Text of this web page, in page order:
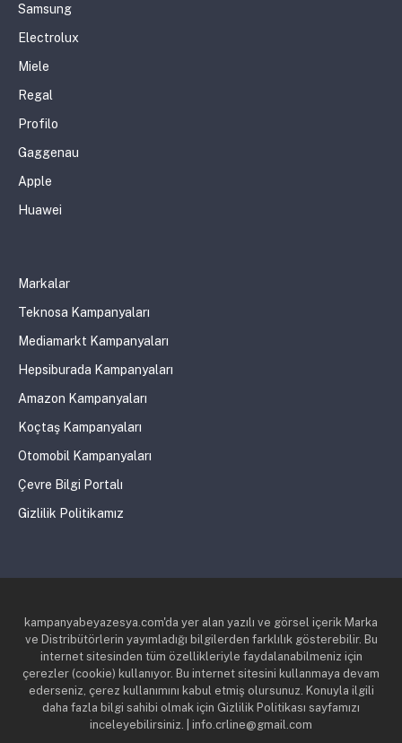
Samsung
Electrolux
Miele
Regal
Profilo
Gaggenau
Apple
Huawei
Markalar
Teknosa Kampanyaları
Mediamarkt Kampanyaları
Hepsiburada Kampanyaları
Amazon Kampanyaları
Koçtaş Kampanyaları
Otomobil Kampanyaları
Çevre Bilgi Portalı
Gizlilik Politikamız
kampanyabeyazesya.com'da yer alan yazılı ve görsel içerik Marka
ve Distribütörlerin yayımladığı bilgilerden farklılık gösterebilir. Bu
internet sitesinden tüm özellikleriyle faydalanabilmeniz için
çerezler (cookie) kullanıyor. Bu internet sitesini kullanmaya devam
ederseniz, çerez kullanımını kabul etmiş olursunuz. Konuyla ilgili
daha fazla bilgi sahibi olmak için Gizlilik Politikası sayfamızı
inceleyebilirsiniz. | info.crline@gmail.com